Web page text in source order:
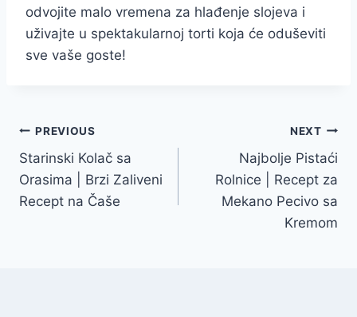
odvojite malo vremena za hlađenje slojeva i
uživajte u spektakularnoj torti koja će oduševiti
sve vaše goste!
Post
navigation
PREVIOUS
Starinski Kolač sa
Orasima | Brzi Zaliveni
Recept na Čaše
NEXT
Najbolje Pistaći
Rolnice | Recept za
Mekano Pecivo sa
Kremom